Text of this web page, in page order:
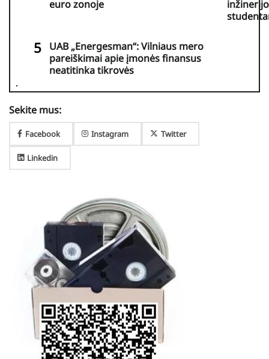
euro zonoje
UAB „Energesman“: Vilniaus mero
pareiškimai apie įmonės finansus
neatitinka tikrovės
Sekite mus:
Facebook Instagram Twitter
Linkedin